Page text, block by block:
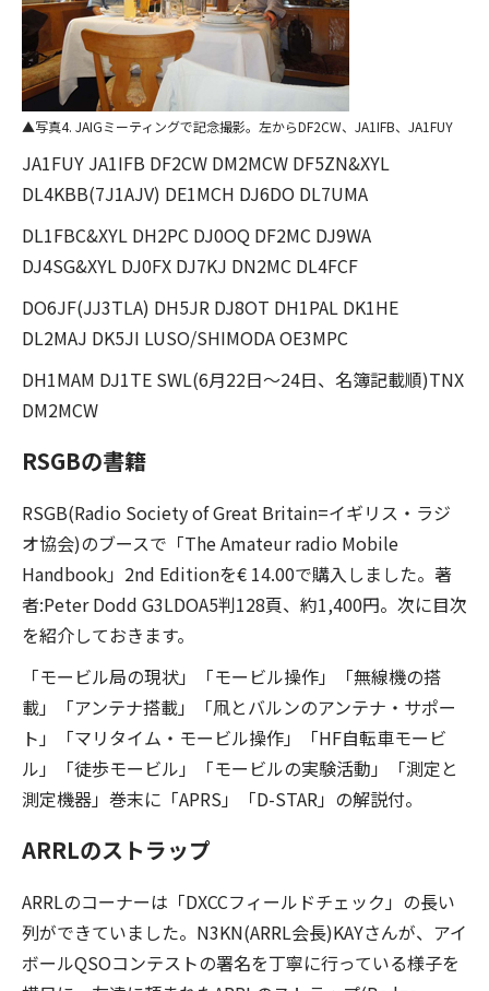
写真4. JAIGミーティングで記念撮影。左からDF2CW、JA1IFB、JA1FUY
JA1FUY JA1IFB DF2CW DM2MCW DF5ZN&XYL
DL4KBB(7J1AJV) DE1MCH DJ6DO DL7UMA
DL1FBC&XYL DH2PC DJ0OQ DF2MC DJ9WA
DJ4SG&XYL DJ0FX DJ7KJ DN2MC DL4FCF
DO6JF(JJ3TLA) DH5JR DJ8OT DH1PAL DK1HE
DL2MAJ DK5JI LUSO/SHIMODA OE3MPC
DH1MAM DJ1TE SWL(6月22日〜24日、名簿記載順)TNX
DM2MCW
RSGBの書籍
RSGB(Radio Society of Great Britain=イギリス・ラジ
オ協会)のブースで「The Amateur radio Mobile
Handbook」2nd Editionを€ 14.00で購入しました。著
者:Peter Dodd G3LDOA5判128頁、約1,400円。次に目次
を紹介しておきます。
「モービル局の現状」「モービル操作」「無線機の搭
載」「アンテナ搭載」「凧とバルンのアンテナ・サポー
ト」「マリタイム・モービル操作」「HF自転車モービ
ル」「徒歩モービル」「モービルの実験活動」「測定と
測定機器」巻末に「APRS」「D-STAR」の解説付。
ARRLのストラップ
ARRLのコーナーは「DXCCフィールドチェック」の長い
列ができていました。N3KN(ARRL会長)KAYさんが、アイ
ボールQSOコンテストの署名を丁寧に行っている様子を